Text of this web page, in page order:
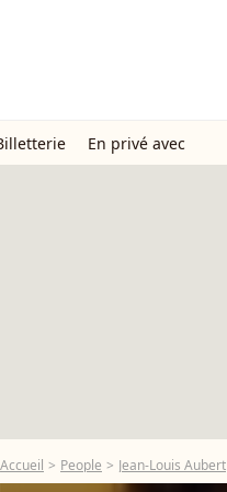
En privé avec
Accueil People Jean-Louis Aubert